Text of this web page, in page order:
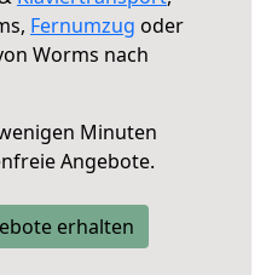
Fernumzug oder
Worms nach
Minuten
Angebote.
erhalten